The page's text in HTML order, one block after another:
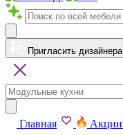
Пригласить дизайнера
Главная Акции